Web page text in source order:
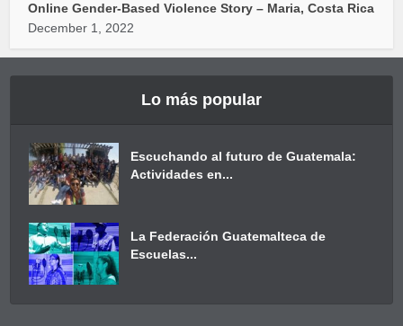
Online Gender-Based Violence Story – Maria, Costa Rica
December 1, 2022
Lo más popular
Escuchando al futuro de Guatemala:
Actividades en...
La Federación Guatemalteca de
Escuelas...